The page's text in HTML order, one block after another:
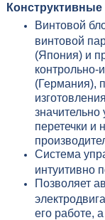
Винтовой
винтовой
(Япония) и
(Германия),
перетечки и
Система
интуитивно
Позволяет
его работе,